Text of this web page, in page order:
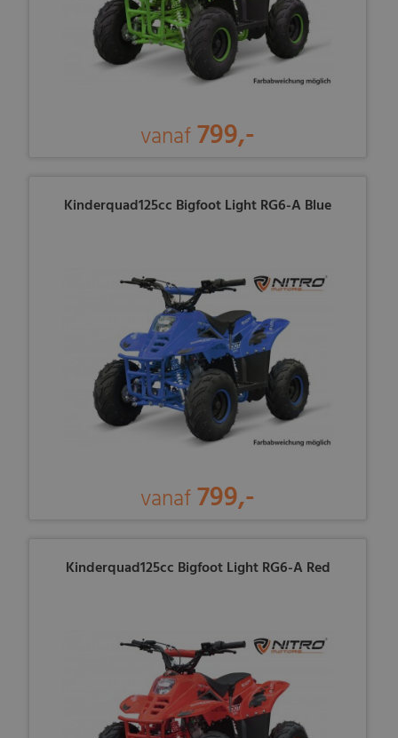
vanaf799,-
Kinderquad125cc Bigfoot Light RG6-A Blue
vanaf799,-
Kinderquad125cc Bigfoot Light RG6-A Red